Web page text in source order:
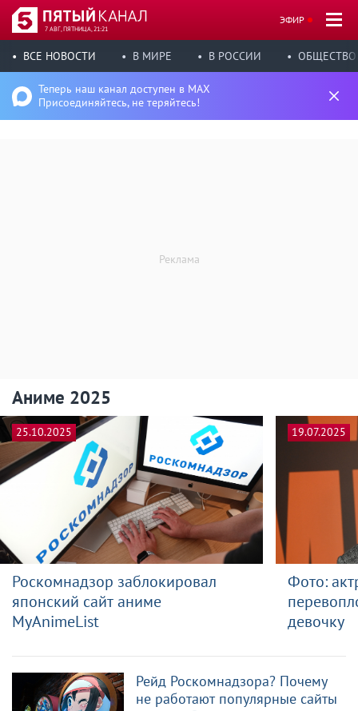
7 АВГ, ПЯТНИЦА, 21:21
ЭФИР
ВСЕ НОВОСТИ В МИРЕ В РОССИИ ОБЩЕСТВО
Теперь наш канал доступен в MAX
Присоединяйтесь, не теряйтесь!
Аниме 2025
25.10.2025
Роскомнадзор заблокировал
японский сайт аниме
MyAnimeList
19.07.2025
Фото:
девочку
Рейд Роскомнадзора? Почему
не работают популярные сайты